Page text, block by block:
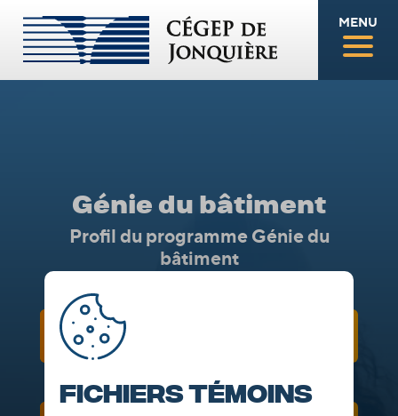
Fichiers témoins
MENU
Génie du bâtiment
Profil du programme Génie du
bâtiment
DESCRIPTION